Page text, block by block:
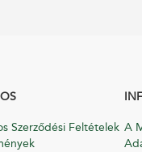
Szerződési Feltételek A